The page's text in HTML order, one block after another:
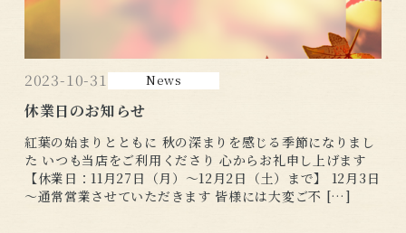
2023-10-31 News
休業日のお知らせ
紅葉の始まりとともに 秋の深まりを感じる季節になりまし
た いつも当店をご利用くださり 心からお礼申し上げます
【休業日：11月27日（月）～12月2日（土）まで】 12月3日
～通常営業させていただきます 皆様には大変ご不 […]